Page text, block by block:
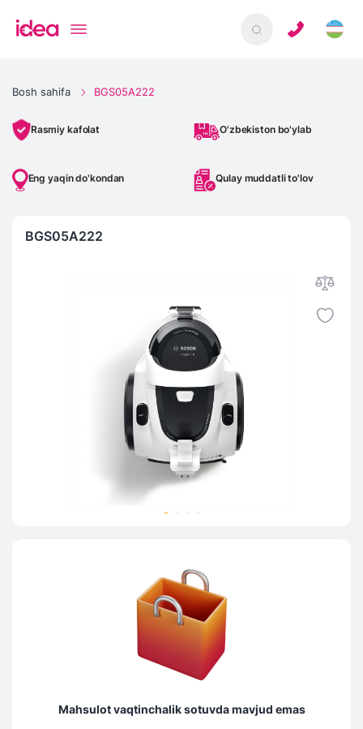
Bosh sahifa BGS05A222
Rasmiy kafolat O'zbekiston bo'ylab
Eng yaqin do'kondan Qulay muddatli to'lov
BGS05A222
Mahsulot vaqtinchalik sotuvda mavjud emas